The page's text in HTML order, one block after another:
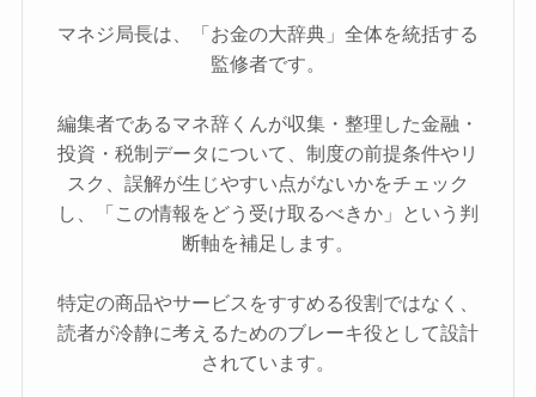
マネジ局長は、「お金の大辞典」全体を統括する
監修者です。
編集者であるマネ辞くんが収集・整理した金融・
投資・税制データについて、制度の前提条件やリ
スク、誤解が生じやすい点がないかをチェック
し、「この情報をどう受け取るべきか」という判
断軸を補足します。
特定の商品やサービスをすすめる役割ではなく、
読者が冷静に考えるためのブレーキ役として設計
されています。